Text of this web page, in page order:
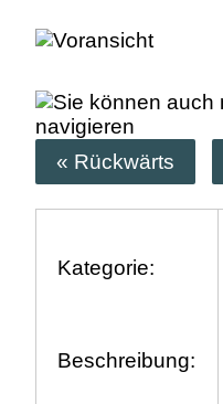
« Rückwärts
Kategorie:
Beschreibung: